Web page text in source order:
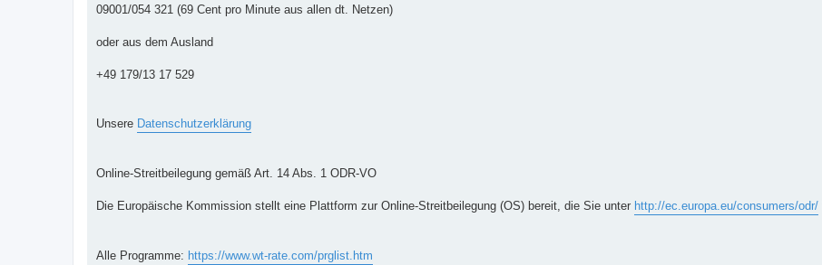
09001/054 321 (69 Cent pro Minute aus allen dt. Netzen)
oder aus dem Ausland
+49 179/13 17 529
Unsere Datenschutzerklärung
Online-Streitbeilegung gemäß Art. 14 Abs. 1 ODR-VO
Die Europäische Kommission stellt eine Plattform zur Online-Streitbeilegung (OS) bereit, die Sie unter http://ec.europa.eu/consumers/odr/
Alle Programme: https://www.wt-rate.com/prglist.htm